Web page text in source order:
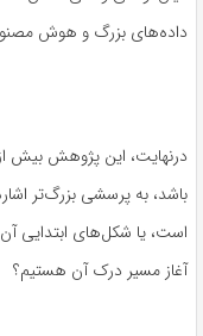
داده‌های بزرگ و هوش
درنهایت، این پژوهش بیش
باشد، به پرسشی بزرگ‌تر
است، یا شکل‌های ابتدایی آن
آغاز مسیر درک آن هستیم؟